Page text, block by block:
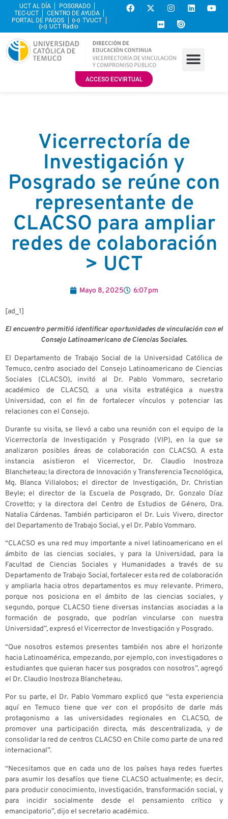
UCT AL DÍA
POSGRADO
TEC-UCT
CENTRO DE AYUDA
PORTAL DE PAGOS
TVUCT
UCT Radio
ACCESO ECVIRTUAL
Vicerrectoría de
Investigación y
Posgrado se reúne con
representante de
CLACSO para ampliar
redes de colaboración
> UCT
Mayo 8, 2025 6:07 pm
[ad_1]
El encuentro permitió identificar oportunidades de vinculación con el
Consejo Latinoamericano de Ciencias Sociales.
El Departamento de Trabajo Social de la Universidad Católica de
Temuco, centro asociado del Consejo Latinoamericano de Ciencias
Sociales (CLACSO), invitó al Dr. Pablo Vommaro, secretario
académico de CLACSO, a una visita estratégica a nuestra
Universidad, con el fin de fortalecer vínculos y potenciar las
relaciones con el Consejo.
Durante su visita, se llevó a cabo una reunión con el equipo de la
Vicerrectoría de Investigación y Posgrado (VIP), en la que se
analizaron posibles áreas de colaboración con CLACSO. A esta
instancia asistieron el Vicerrector, Dr. Claudio Inostroza
Blancheteau; la directora de Innovación y Transferencia Tecnológica,
Mg. Blanca Villalobos; el director de Investigación, Dr. Christian
Beyle; el director de la Escuela de Posgrado, Dr. Gonzalo Díaz
Crovetto; y la directora del Centro de Estudios de Género, Dra.
Natalia Cárdenas. También participaron el Dr. Luis Vivero, director
del Departamento de Trabajo Social, y el Dr. Pablo Vommaro.
“CLACSO es una red muy importante a nivel latinoamericano en el
ámbito de las ciencias sociales, y para la Universidad, para la
Facultad de Ciencias Sociales y Humanidades a través de su
Departamento de Trabajo Social, fortalecer esta red de colaboración
y ampliarla hacia otros departamentos es muy relevante. Primero,
porque nos posiciona en el ámbito de las ciencias sociales, y
segundo, porque CLACSO tiene diversas instancias asociadas a la
formación de posgrado, que podrían vincularse con nuestra
Universidad”, expresó el Vicerrector de Investigación y Posgrado.
“Que nosotros estemos presentes también nos abre el horizonte
hacia Latinoamérica, empezando, por ejemplo, con investigadores o
estudiantes que quieran hacer sus posgrados con nosotros”, agregó
el Dr. Claudio Inostroza Blancheteau.
Por su parte, el Dr. Pablo Vommaro explicó que “esta experiencia
aquí en Temuco tiene que ver con el propósito de darle más
protagonismo a las universidades regionales en CLACSO, de
promover una participación directa, más descentralizada, y de
consolidar la red de centros CLACSO en Chile como parte de una red
internacional”.
“Necesitamos que en cada uno de los países haya redes fuertes
para asumir los desafíos que tiene CLACSO actualmente; es decir,
para producir conocimiento, investigación, transformación social, y
para incidir socialmente desde el pensamiento crítico y
emancipatorio”, dijo el secretario académico.